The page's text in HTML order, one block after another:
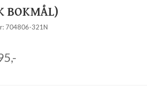
BOKMÅL)
704806-321N